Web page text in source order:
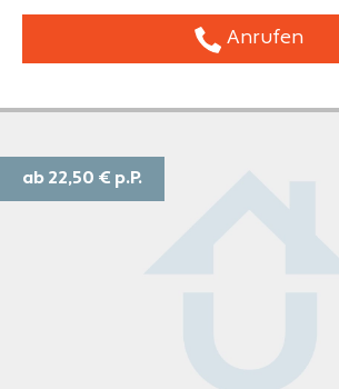
Anrufen
ab 22,50 € p.P.